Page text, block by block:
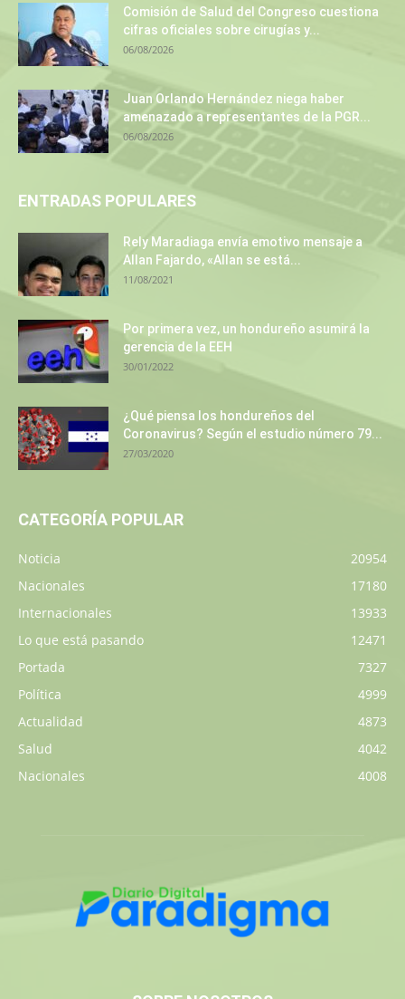
Comisión de Salud del Congreso cuestiona
cifras oficiales sobre cirugías y...
06/08/2026
Juan Orlando Hernández niega haber
amenazado a representantes de la PGR...
06/08/2026
ENTRADAS POPULARES
Rely Maradiaga envía emotivo mensaje a
Allan Fajardo, «Allan se está...
11/08/2021
Por primera vez, un hondureño asumirá la
gerencia de la EEH
30/01/2022
¿Qué piensa los hondureños del
Coronavirus? Según el estudio número 79...
27/03/2020
CATEGORÍA POPULAR
Noticia
20954
Nacionales
17180
Internacionales
13933
Lo que está pasando
12471
Portada
7327
Política
4999
Actualidad
4873
Salud
4042
Nacionales
4008